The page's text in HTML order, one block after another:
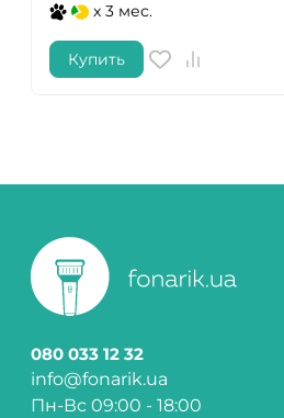
x 3 мес.
Купить
080 033 12 32
info@fonarik.ua
Пн-Вс 09:00 - 18:00